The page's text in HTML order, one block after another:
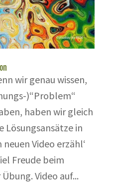
wir genau wissen,
)“Problem“
haben wir gleich
Lösungsansätze in
Video erzähl‘
Freude beim
Video auf...